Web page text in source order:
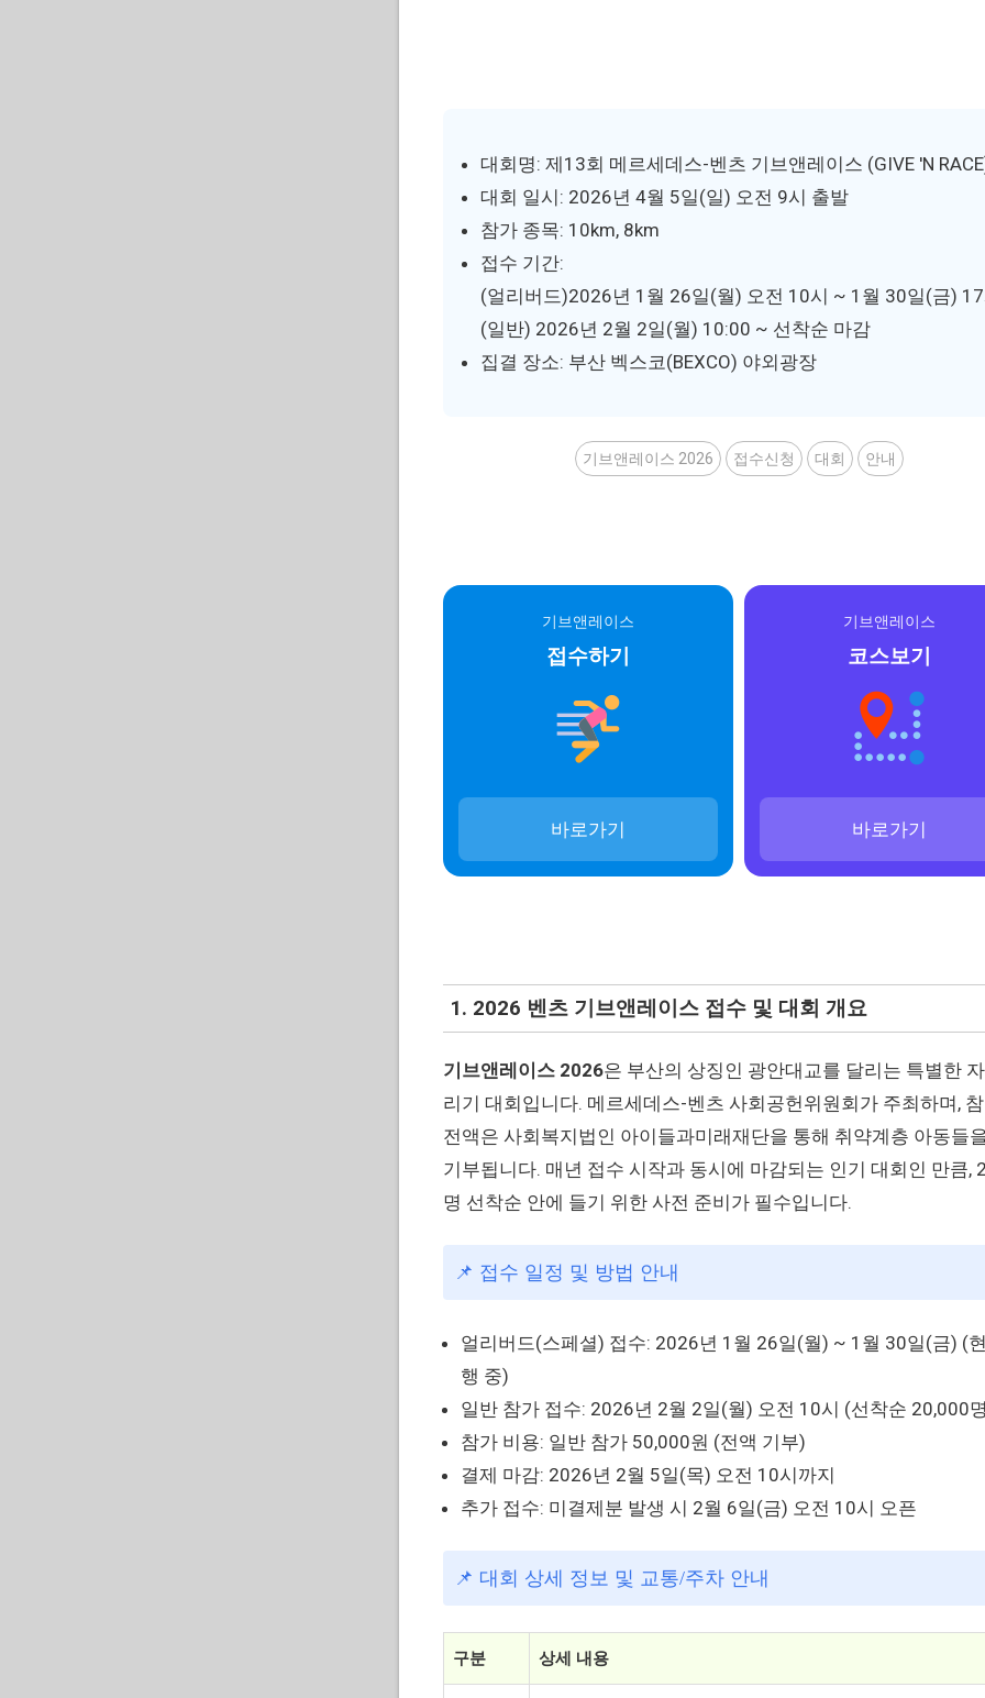
대회명: 제13회 메르세데스-벤츠 기브앤레이스 (GIVE 'N
대회 일시: 2026년 4월 5일(일) 오전 9시 출발
참가 종목: 10km, 8km
접수 기간:
(얼리버드)2026년 1월 26일(월) 오전 10시 ~ 1월 30일(금)
(일반) 2026년 2월 2일(월) 10:00 ~ 선착순 마감
집결 장소: 부산 벡스코(BEXCO) 야외광장
기브앤레이스 2026 접수신청 대회 안내
기브앤레이스
접수하기
바로가기
기브앤레이스
코스보기
바로가기
1. 2026 벤츠 기브앤레이스 접수 및 대회 개요
기브앤레이스 2026은 부산의 상징인 광안대교를 달리는 특별한
리기 대회입니다. 메르세데스-벤츠 사회공헌위원회가 주최하며,
전액은 사회복지법인 아이들과미래재단을 통해 취약계층 아동들
기부됩니다. 매년 접수 시작과 동시에 마감되는 인기 대회인 만큼,
명 선착순 안에 들기 위한 사전 준비가 필수입니다.
📌 접수 일정 및 방법 안내
얼리버드(스페셜) 접수: 2026년 1월 26일(월) ~ 1월 30일(금) (
행 중)
일반 참가 접수: 2026년 2월 2일(월) 오전 10시 (선착순 20,000
참가 비용: 일반 참가 50,000원 (전액 기부)
결제 마감: 2026년 2월 5일(목) 오전 10시까지
추가 접수: 미결제분 발생 시 2월 6일(금) 오전 10시 오픈
📌 대회 상세 정보 및 교통/주차 안내
구분 상세 내용